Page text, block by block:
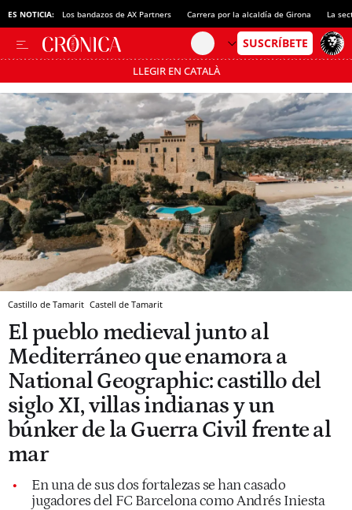
ES NOTICIA: Los bandazos de AX Partners Carrera por la alcaldía de Girona La
LLEGIR EN CATALÀ
Pásate al MODO AHORRO
Castillo de Tamarit Castell de Tamarit
El pueblo medieval junto al
Mediterráneo que enamora a
National Geographic: castillo del
siglo XI, villas indianas y un
búnker de la Guerra Civil frente al
mar
En una de sus dos fortalezas se han casado
jugadores del FC Barcelona como Andrés Iniesta